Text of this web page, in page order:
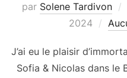
par Solene Tardivon
2024
J’ai eu le plaisir
Sofia & Nicolas dans le